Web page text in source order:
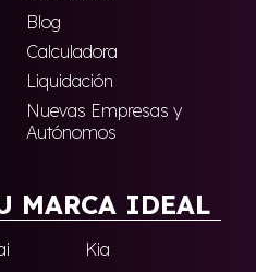
Blog
Calculadora
Liquidación
Nuevas Empresas y
Autónomos
MARCA IDEAL
Kia